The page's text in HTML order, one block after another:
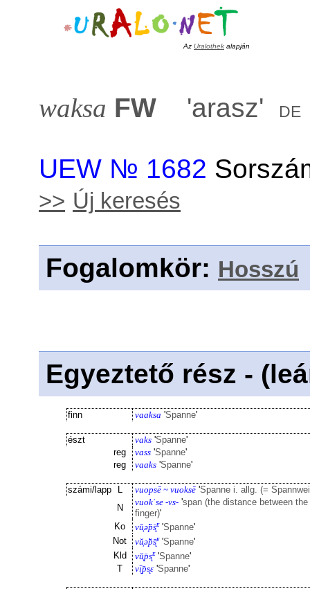
Az Uralothek alapján
waksa FW 'arasz' de
UEW № 1682
>> Új keresés
Fogalomkör: Hosszú
Egyeztető rész -
finn vaaksa 'Spanne'
észt vaks 'Spanne'
reg
vass 'Spanne'
reg
vaaks 'Spanne'
számi/lapp L vuopsē ~ vuoksē 'Spanne i. allg. (=
N
vuokˈse -vs- 'span (the distance between
finger)'
Ko
vŭ͕ə̆̕p̄s̨̄ᴇ'Spanne'
Not
vŭ͕ə̆̕p̄s̨̄ᴇ'Spanne'
Kld
vŭ͕p̄s̨ᴇ'Spanne'
T
vī̮p̄s̨ε 'Spanne'